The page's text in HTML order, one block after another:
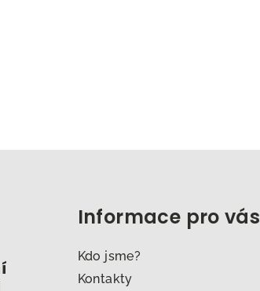
Informace pro vás
Kdo jsme?
Kontakty